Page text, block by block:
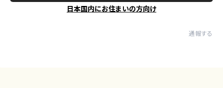
日本国内にお住まいの方向け
通報する